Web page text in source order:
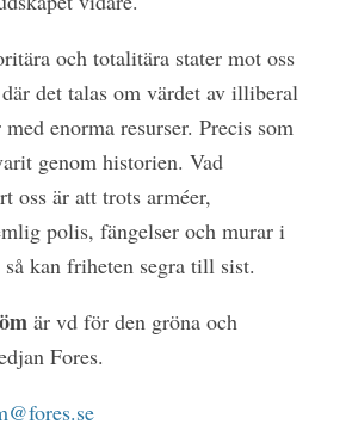
och totalitära stater mot oss
det talas om värdet av illiberal
enorma resurser. Precis som
genom historien. Vad
oss är att trots arméer,
polis, fängelser och murar i
kan friheten segra till sist.
är vd för den gröna och
Fores.